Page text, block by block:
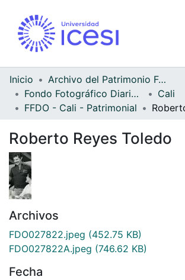
Todo
Inicio
Archivo del Patrimonio Fotográfico y Fílmico del Valle del Cauca
Fondo Fotográfico Diario Occidente
Cali
FFDO - Cali - Patrimonial
Roberto Reyes Toledo
Archivos
FDO027822.jpeg (452.75 KB)
FDO027822A.jpeg (746.62 KB)
Fecha